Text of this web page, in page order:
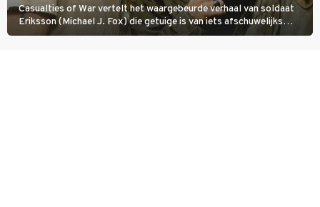
Casualties of War vertelt het waargebeurde verhaal van soldaat
Eriksson (Michael J. Fox) die getuige is van iets afschuwelijks
tijdens de Vietnamoorlog. Hij besluit uit de school te klappen.